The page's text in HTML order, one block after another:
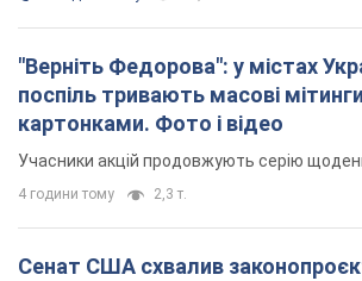
"Верніть Федорова": у містах
поспіль тривають масові
картонками. Фото і відео
Учасники акцій продовжують серію
4 години тому 2,3 т.
Сенат США схвалив